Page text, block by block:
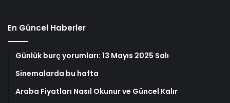
En Güncel Haberler
Günlük burç yorumları: 13 Mayıs 2025 Salı
Sinemalarda bu hafta
Araba Fiyatları Nasıl Okunur ve Güncel Kalır